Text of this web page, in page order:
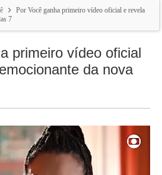
Por Você ganha primeiro vídeo oficial e revela
7
primeiro vídeo oficial
da nova